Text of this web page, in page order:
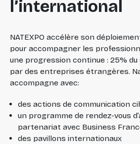
l’international
NATEXPO accélère son
pour accompagner les
une progression continue : 25%
par des entreprises étrangères.
accompagne avec:
des actions de communication
un programme de rendez-vous
partenariat avec Business
des pavillons internationaux